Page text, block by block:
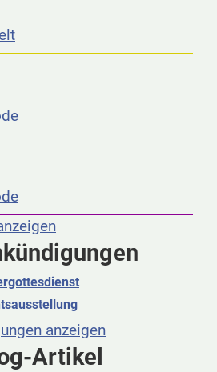
anzeigen
Artikel